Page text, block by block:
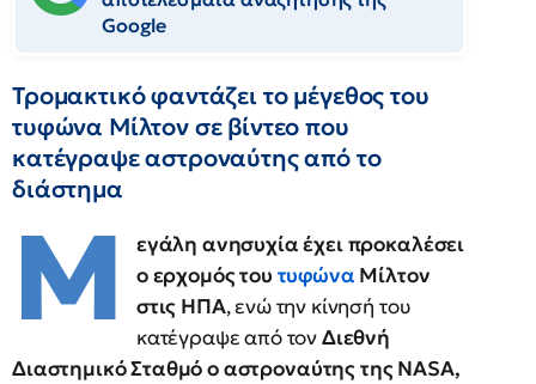
Google
Τρομακτικό φαντάζει το μέγεθος του
τυφώνα Μίλτον σε βίντεο που
κατέγραψε αστροναύτης από το
διάστημα
Μ
εγάλη ανησυχία έχει προκαλέσει
ο ερχομός του τυφώνα Μίλτον
στις ΗΠΑ, ενώ την κίνησή του
κατέγραψε από τονΔιεθνή
Διαστημικό Σταθμό ο αστροναύτης της NASA,